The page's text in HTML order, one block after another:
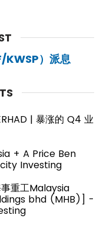
KWSP）派息
| 暴涨的 Q4 业
+ A Price Ben
Investing
重工Malaysia
bhd (MHB)] -